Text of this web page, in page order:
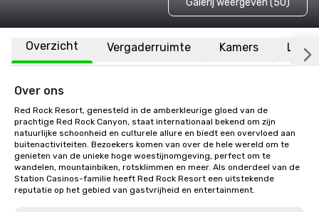
Overzicht Vergaderruimte Kamers
Over ons
Red Rock Resort, genesteld in de amberkleurige gloed van de
prachtige Red Rock Canyon, staat internationaal bekend om zijn
natuurlijke schoonheid en culturele allure en biedt een overvloed aan
buitenactiviteiten. Bezoekers komen van over de hele wereld om te
genieten van de unieke hoge woestijnomgeving, perfect om te
wandelen, mountainbiken, rotsklimmen en meer. Als onderdeel van de
Station Casinos-familie heeft Red Rock Resort een uitstekende
reputatie op het gebied van gastvrijheid en entertainment.